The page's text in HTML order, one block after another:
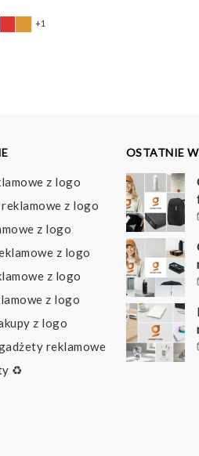
+1
z logo
z logo
z logo
z logo
z logo
z logo
z logo
reklamowe
♻️
OSTATNIE